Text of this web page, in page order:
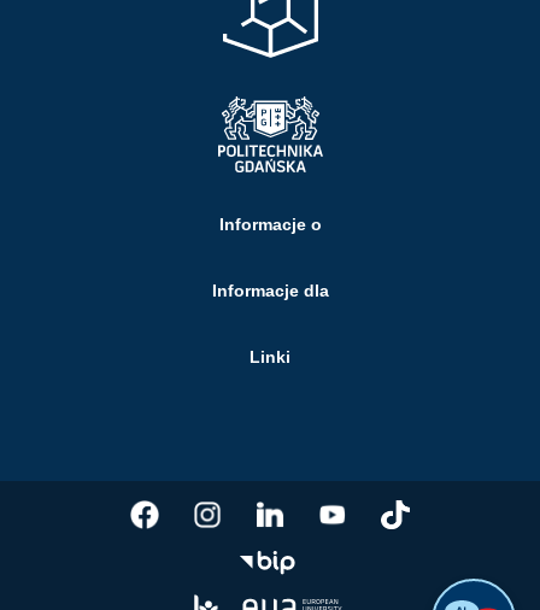
Informacje o
Informacje dla
Linki